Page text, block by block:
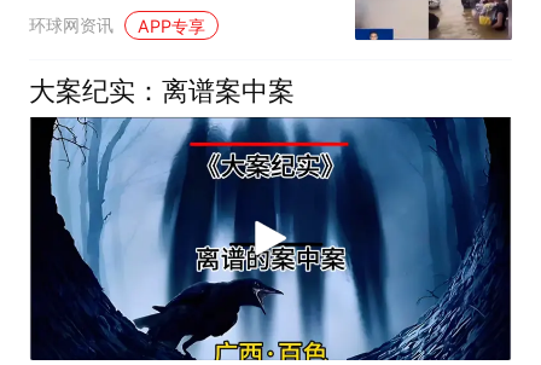
环球网资讯 APP专享
大案纪实：离谱案中案